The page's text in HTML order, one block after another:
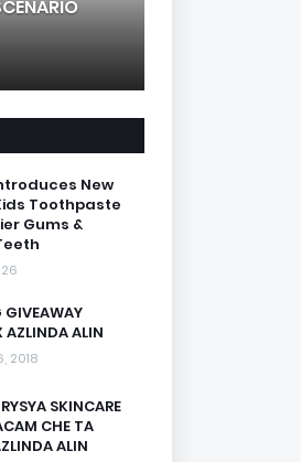
New
Toothpaste
Gums &
GIVEAWAY
AZLINDA ALIN
2018
SKINCARE
CHE TA
ALIN